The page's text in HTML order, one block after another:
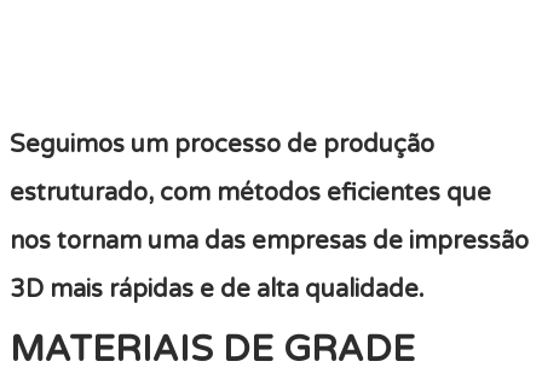
Seguimos um processo de produção
estruturado, com métodos eficientes que
nos tornam uma das empresas de impressão
3D mais rápidas e de alta qualidade.
MATERIAIS DE GRADE